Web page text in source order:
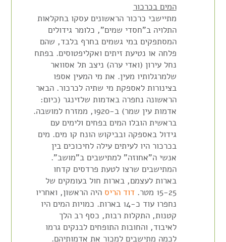
המים בכרכור
מתיישבי כרכור הראשונים עסקו בחקלאות
התלויה ב"חסדי שמים", כלומר גידולים
המסתפקים במי גשמים בחרף בלבד, שהם
פלחה או נטיעת זיתים ואקליפטוסים. בפתח
נחל עירון (ואדי ערה) ניצב תל אסוואר
שלמרגלותיו מעין. את מי המעין אספו
בצינורות לאספקת מי שתיה לכרכור. הבאר
הראשונה נחפרה באדמות שלזינגר (כיום:
אדמות עין שמר) ב-1920, ממזרח למושבה.
בראשית הובלו המים בפחים ולימים עם
גידול באספקה ובביקוש הונח קו מים. מים
בכרכור היו לעיתים עילה לחיכוכים בין
אנשי ה"אחוזה" למתישבים ב"מושב".
המתישבים שרצו לטעת פרדסים קדחו
בארות לעצמם, בארות חול בעומקים של
15-25 מטר.
דוד הריס היה הראשון, ואחריו
נחפרו עוד כ-14 בארות. כמויות המים היו
קטנות, התקלות רבות, כסף רב הלך
לאיבוד, והחובות התופחים לבנקים גרמו
לכמה מתישבים למכור את אדמותיהם.